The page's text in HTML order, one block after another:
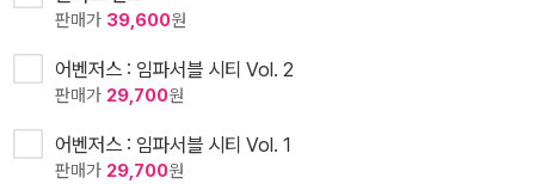
판매가 39,600원
어벤저스 : 임파서블 시티 Vol. 2
판매가 29,700원
어벤저스 : 임파서블 시티 Vol. 1
판매가 29,700원